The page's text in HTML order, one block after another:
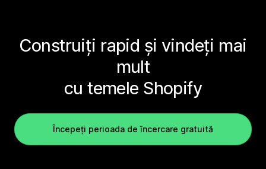
Construiți rapid și vindeți mai
mult
cu temele Shopify
Începeți perioada de încercare gratuită